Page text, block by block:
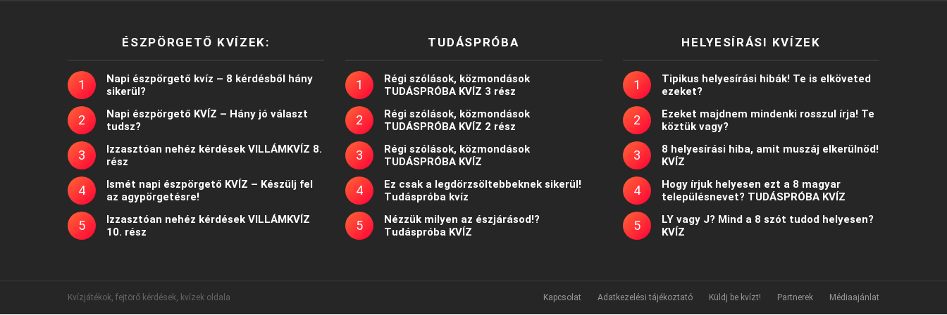
ÉSZPÖRGETŐ KVÍZEK:
Napi észpörgető kvíz – 8 kérdésből hány
sikerül?
Napi észpörgető KVÍZ – Hány jó választ
tudsz?
Izzasztóan nehéz kérdések VILLÁMKVÍZ 8.
rész
Ismét napi észpörgető KVÍZ – Készülj fel
az agypörgetésre!
Izzasztóan nehéz kérdések VILLÁMKVÍZ
10. rész
TUDÁSPRÓBA
Régi szólások, közmondások
TUDÁSPRÓBA KVÍZ 3 rész
Régi szólások, közmondások
TUDÁSPRÓBA KVÍZ 2 rész
Régi szólások, közmondások
TUDÁSPRÓBA KVÍZ
Ez csak a legdörzsöltebbeknek sikerül!
Tudáspróba kvíz
Nézzük milyen az észjárásod!?
Tudáspróba KVÍZ
HELYESÍRÁSI KVÍZEK
Tipikus helyesírási hibák! Te is elköveted
ezeket?
Ezeket majdnem mindenki rosszul írja! Te
köztük vagy?
8 helyesírási hiba, amit muszáj elkerülnöd!
KVÍZ
Hogy írjuk helyesen ezt a 8 magyar
településnevet? TUDÁSPRÓBA KVÍZ
LY vagy J? Mind a 8 szót tudod helyesen?
KVÍZ
Kvízjátékok, fejtörő kérdések, kvízek oldala Kapcsolat Adatkezelési tájékoztató Küldj be kvízt! Partnerek Médiaajánlat